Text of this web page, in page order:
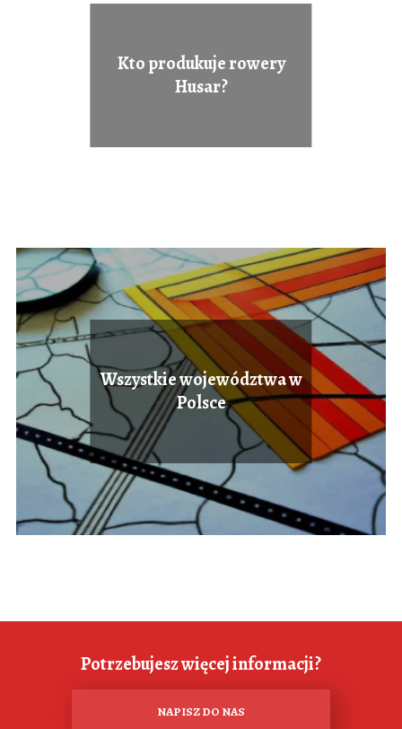
Kto produkuje rowery
Husar?
Wszystkie województwa w
Polsce
Potrzebujesz więcej informacji?
NAPISZ DO NAS